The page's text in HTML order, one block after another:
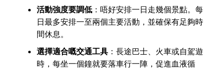
活動強度要調低：唔好安排一日走幾個景點。每
日最多安排一至兩個主要活動，並確保有足夠時
間休息。
選擇適合嘅交通工具：長途巴士、火車或自駕遊
時，每坐一個鐘就要落車行一陣，促進血液循